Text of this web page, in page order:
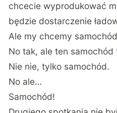
chcecie wyprodukować
będzie dostarczenie
Ale my chcemy
No tak, ale ten samochód
Nie nie, tylko samochód.
No ale…
Samochód!